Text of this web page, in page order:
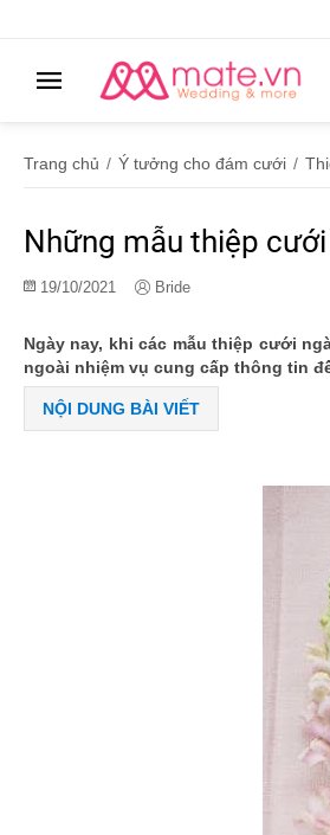
Trang chủ / Ý tưởng cho đám cưới /
Những mẫu thiệp
19/10/2021 Bride
Ngày nay, khi các mẫu thiệp cưới
ngoài nhiệm vụ cung cấp thông tin
NỘI DUNG BÀI VIẾT